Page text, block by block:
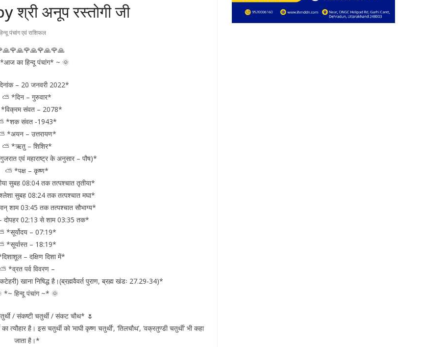
श्री अनूप रस्तोगी जी
पंचांग एवं राशिफल
का हिन्दू पंचांग* ~ 🌞
– 20 जनवरी 2022*
⛅ *दिन – गुरुवार*
संवत – 2078*
*शक संवत -1943*
*अयन – उत्तरायण*
⛅ *ऋतु – शिशिर*
एवं महाराष्ट्र के अनुसार – पौष)*
⛅ *पक्ष – कृष्ण*
सुबह 08:04 तक तत्पश्चात तृतीया*
सुबह 08:24 तक तत्पश्चात मघा*
शाम 03:45 तक तत्पश्चात सौभाग्य*
दोपहर 02:13 से शाम 03:35 तक*
*सूर्योदय – 07:19*
*सूर्यास्त – 18:19*
– दक्षिण दिशा में*
⛅ *व्रत पर्व विवरण –
खाना निषिद्ध है।(ब्रह्मवैवर्त पुराण, ब्रह्म खंडः 27.29-34)*
*~ हिन्दू पंचांग ~* 🌞
/ संकष्टी चतुर्थी / संकट चौथ* 🌷
है। इस चतुर्थी को ‘माघी कृष्ण चतुर्थी’, ‘तिलचौथ’, ‘वक्रतुण्डी चतुर्थी’ भी कहा
जाता है।*